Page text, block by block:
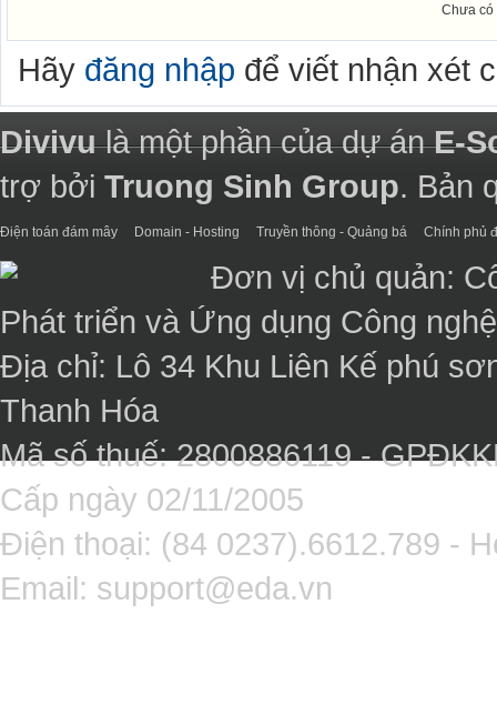
Chưa có
Hãy đăng nhập để viết nhận xét
Divivulà một phần của dự ánE-
trợ bởi Truong Sinh Group. Bản
Điện toán đám mây Domain - Hosting Truyền thông - Quảng bá Chính phủ
Đơn vị chủ quản:
Phát triển và Ứng dụng Công
Địa chỉ: Lô 34 Khu Liên Kế phú
Thanh Hóa
Mã số thuế: 2800886119 -
Cấp ngày 02/11/2005
Điện thoại: (84 0237).6612.789 -
Email: support@eda.vn